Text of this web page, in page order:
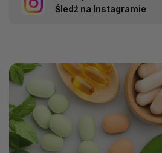
Śledź na Instagramie